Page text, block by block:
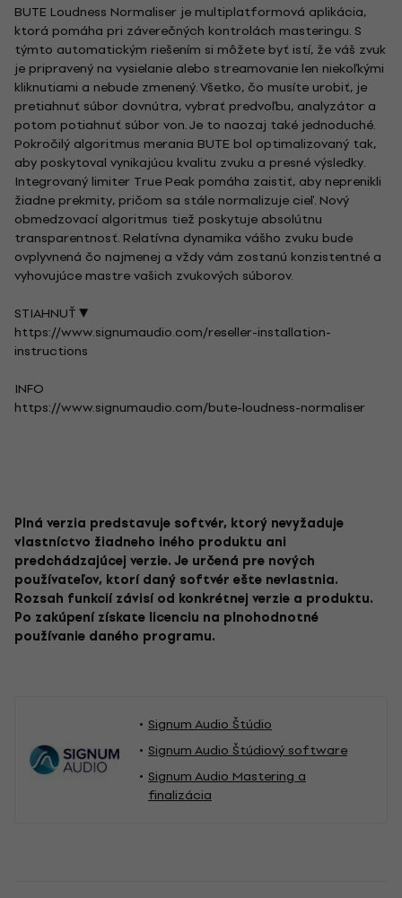
BUTE Loudness Normaliser je multiplatformová aplikácia,
ktorá pomáha pri záverečných kontrolách masteringu. S
týmto automatickým riešením si môžete byť istí, že váš zvuk
je pripravený na vysielanie alebo streamovanie len niekoľkými
kliknutiami a nebude zmenený. Všetko, čo musíte urobiť, je
pretiahnuť súbor dovnútra, vybrať predvoľbu, analyzátor a
potom potiahnuť súbor von. Je to naozaj také jednoduché.
Pokročilý algoritmus merania BUTE bol optimalizovaný tak,
aby poskytoval vynikajúcu kvalitu zvuku a presné výsledky.
Integrovaný limiter True Peak pomáha zaistiť, aby neprenikli
žiadne prekmity, pričom sa stále normalizuje cieľ. Nový
obmedzovací algoritmus tiež poskytuje absolútnu
transparentnosť. Relatívna dynamika vášho zvuku bude
ovplyvnená čo najmenej a vždy vám zostanú konzistentné a
vyhovujúce mastre vašich zvukových súborov.
STIAHNUŤ ▼
https://www.signumaudio.com/reseller-installation-
instructions
INFO
https://www.signumaudio.com/bute-loudness-normaliser
Plná verzia predstavuje softvér, ktorý nevyžaduje
vlastníctvo žiadneho iného produktu ani
predchádzajúcej verzie. Je určená pre nových
používateľov, ktorí daný softvér ešte nevlastnia.
Rozsah funkcií závisí od konkrétnej verzie a produktu.
Po zakúpení získate licenciu na plnohodnotné
používanie daného programu.
Signum Audio Štúdio
Signum Audio Štúdiový software
Signum Audio Mastering a
finalizácia